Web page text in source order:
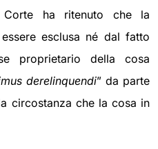
ha ritenuto che la
esclusa né dal fatto
proprietario della cosa
derelinquendi” da parte
circostanza che la cosa in